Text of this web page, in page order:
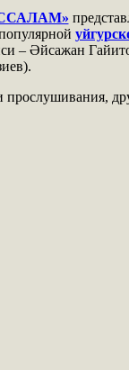
– Әйсажан
прослушивания,